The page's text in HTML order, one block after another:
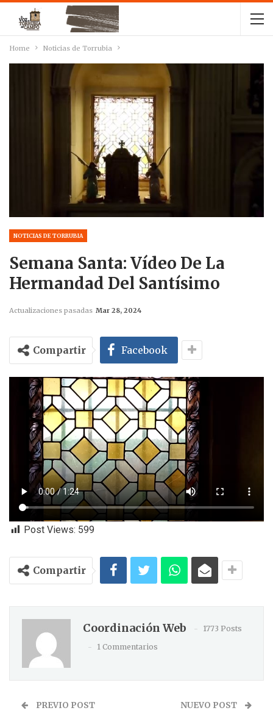
Home Noticias de Torrubia
NOTICIAS DE TORRUBIA
Semana Santa: Vídeo De La
Hermandad Del Santísimo
Actualizaciones pasadas Mar 28, 2024
Compartir Facebook
Post Views: 599
Compartir
Coordinación Web
1773 Posts
1 Commentarios
PREVIO POST NUEVO POST